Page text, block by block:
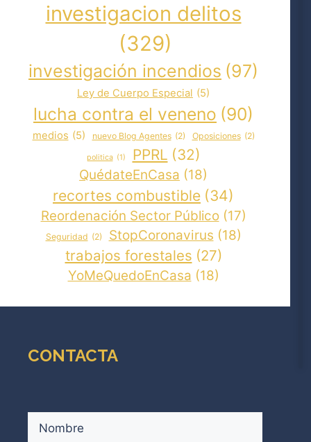
investigacion delitos
(329)
investigación incendios (97)
Ley de Cuerpo Especial (5)
lucha contra el veneno (90)
medios (5) nuevo Blog Agentes (2) Oposiciones (2)
politica (1) PPRL (32)
QuédateEnCasa (18)
recortes combustible (34)
Reordenación Sector Público (17)
Seguridad (2) StopCoronavirus (18)
trabajos forestales (27)
YoMeQuedoEnCasa (18)
CONTACTA